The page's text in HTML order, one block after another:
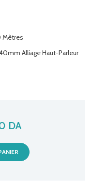
Mètres
Alliage Haut-Parleur
DA